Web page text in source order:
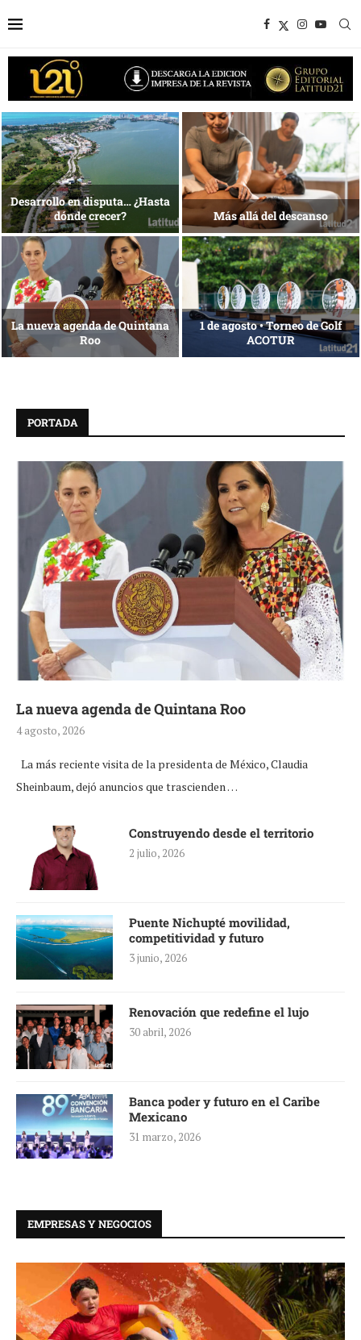
Bottega, un viaje servido a la
mesa
Energía que Impulsa la
competitividad
Reconocimiento de viajeros La esencia del servicio
PORTADA
La nueva agenda de Quintana Roo
4 agosto, 2026
La más reciente visita de la presidenta de México, Claudia
Sheinbaum, dejó anuncios que trascienden …
Construyendo desde el territorio
2 julio, 2026
Puente Nichupté movilidad,
competitividad y futuro
3 junio, 2026
Renovación que redefine el lujo
30 abril, 2026
Banca poder y futuro en el Caribe
Mexicano
31 marzo, 2026
EMPRESAS Y NEGOCIOS